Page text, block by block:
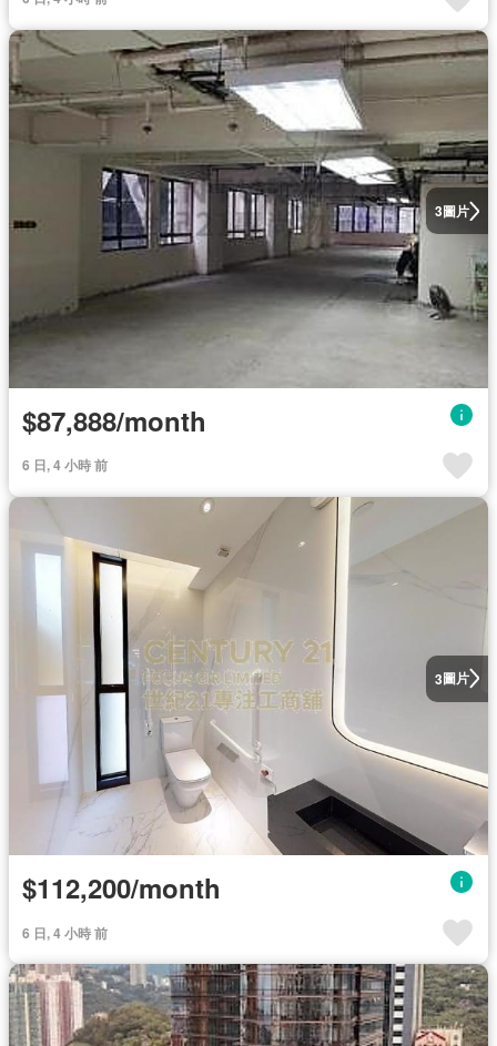
3圖片
$87,888/month
6 日, 4 小時 前
3圖片
$112,200/month
6 日, 4 小時 前